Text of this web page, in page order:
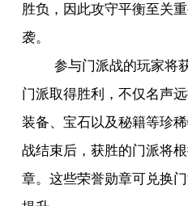
胜负，因此攻守平衡至关
袭。
参与门派战的玩家将
门派取得胜利，不仅名声
装备、宝石以及秘籍等珍
战结束后，获胜的门派将
章。这些荣誉勋章可兑换